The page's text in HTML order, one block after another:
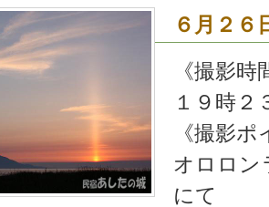
６月２６
《撮影時
１９時２
《撮影
オロロ
にて